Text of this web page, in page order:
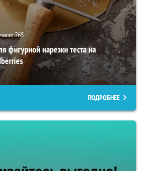
265
фигурной нарезки теста на
ПОДРОБНЕЕ